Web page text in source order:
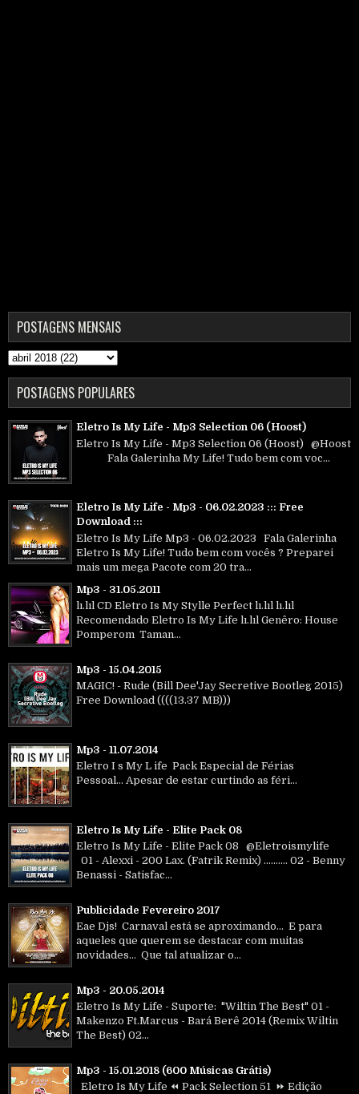
POSTAGENS MENSAIS
POSTAGENS POPULARES
Eletro Is My Life - Mp3 Selection 06 (Hoost)
Eletro Is My Life - Mp3 Selection 06 (Hoost) @Hoost
Fala Galerinha My Life! Tudo bem com voc...
Eletro Is My Life - Mp3 - 06.02.2023 ::: Free
Download :::
Eletro Is My Life Mp3 - 06.02.2023 Fala Galerinha
Eletro Is My Life! Tudo bem com vocês ? Preparei
mais um mega Pacote com 20 tra...
Mp3 - 31.05.2011
lı.lıl CD Eletro Is My Stylle Perfect lı.lıl lı.lıl
Recomendado Eletro Is My Life lı.lıl Genêro: House
Pomperom Taman...
Mp3 - 15.04.2015
MAGIC! - Rude (Bill Dee'Jay Secretive Bootleg 2015)
Free Download ((((13.37 MB)))
Mp3 - 11.07.2014
Eletro I s My L ife Pack Especial de Férias
Pessoal... Apesar de estar curtindo as féri...
Eletro Is My Life - Elite Pack 08
Eletro Is My Life - Elite Pack 08 @Eletroismylife
01 - Alexxi - 200 Lax. (Fatrik Remix) .......... 02 - Benny
Benassi - Satisfac...
Publicidade Fevereiro 2017
Eae Djs! Carnaval está se aproximando... E para
aqueles que querem se destacar com muitas
novidades... Que tal atualizar o...
Mp3 - 20.05.2014
Eletro Is My Life - Suporte: "Wiltin The Best" 01 -
Makenzo Ft.Marcus - Bará Berê 2014 (Remix Wiltin
The Best) 02...
Mp3 - 15.01.2018 (600 Músicas Grátis)
Eletro Is My Life ⏪ Pack Selection 51 ⏩ Edição